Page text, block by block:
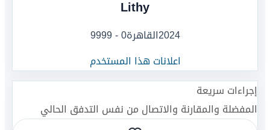
Lithy
2024القاهرة0 - 9999
اعلانات هذا المستخدم
إجراءات سريعة
المفضلة والمقارنة والاتصال من نفس التدفق الحالي